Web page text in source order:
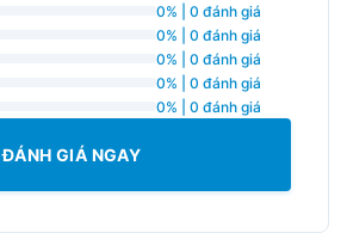
0% | 0 đánh giá
0% | 0 đánh giá
0% | 0 đánh giá
0% | 0 đánh giá
0% | 0 đánh giá
ĐÁNH GIÁ NGAY